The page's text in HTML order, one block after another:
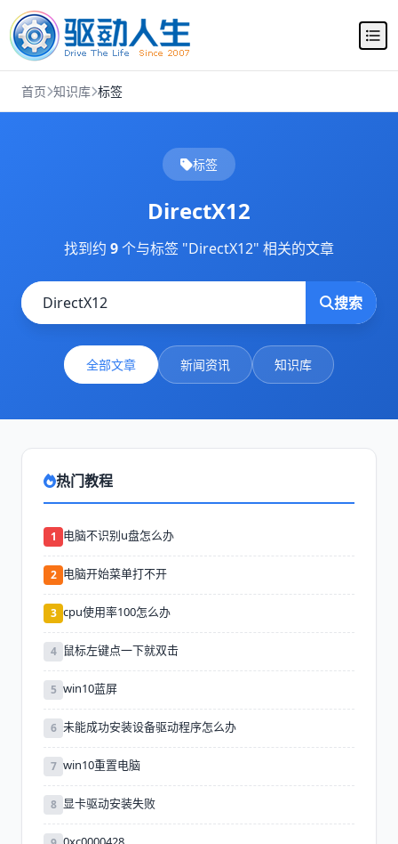
首页 知识库 标签
标签
DirectX12
找到约 9个与标签 "DirectX12" 相关的文章
搜索
全部文章 新闻资讯 知识库
热门教程
1 电脑不识别u盘怎么办
2 电脑开始菜单打不开
3 cpu使用率100怎么办
4 鼠标左键点一下就双击
5 win10蓝屏
6 未能成功安装设备驱动程序怎么办
7 win10重置电脑
8 显卡驱动安装失败